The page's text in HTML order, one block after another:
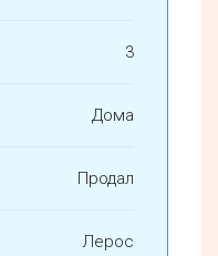
3
Дома
Продал
Лерос